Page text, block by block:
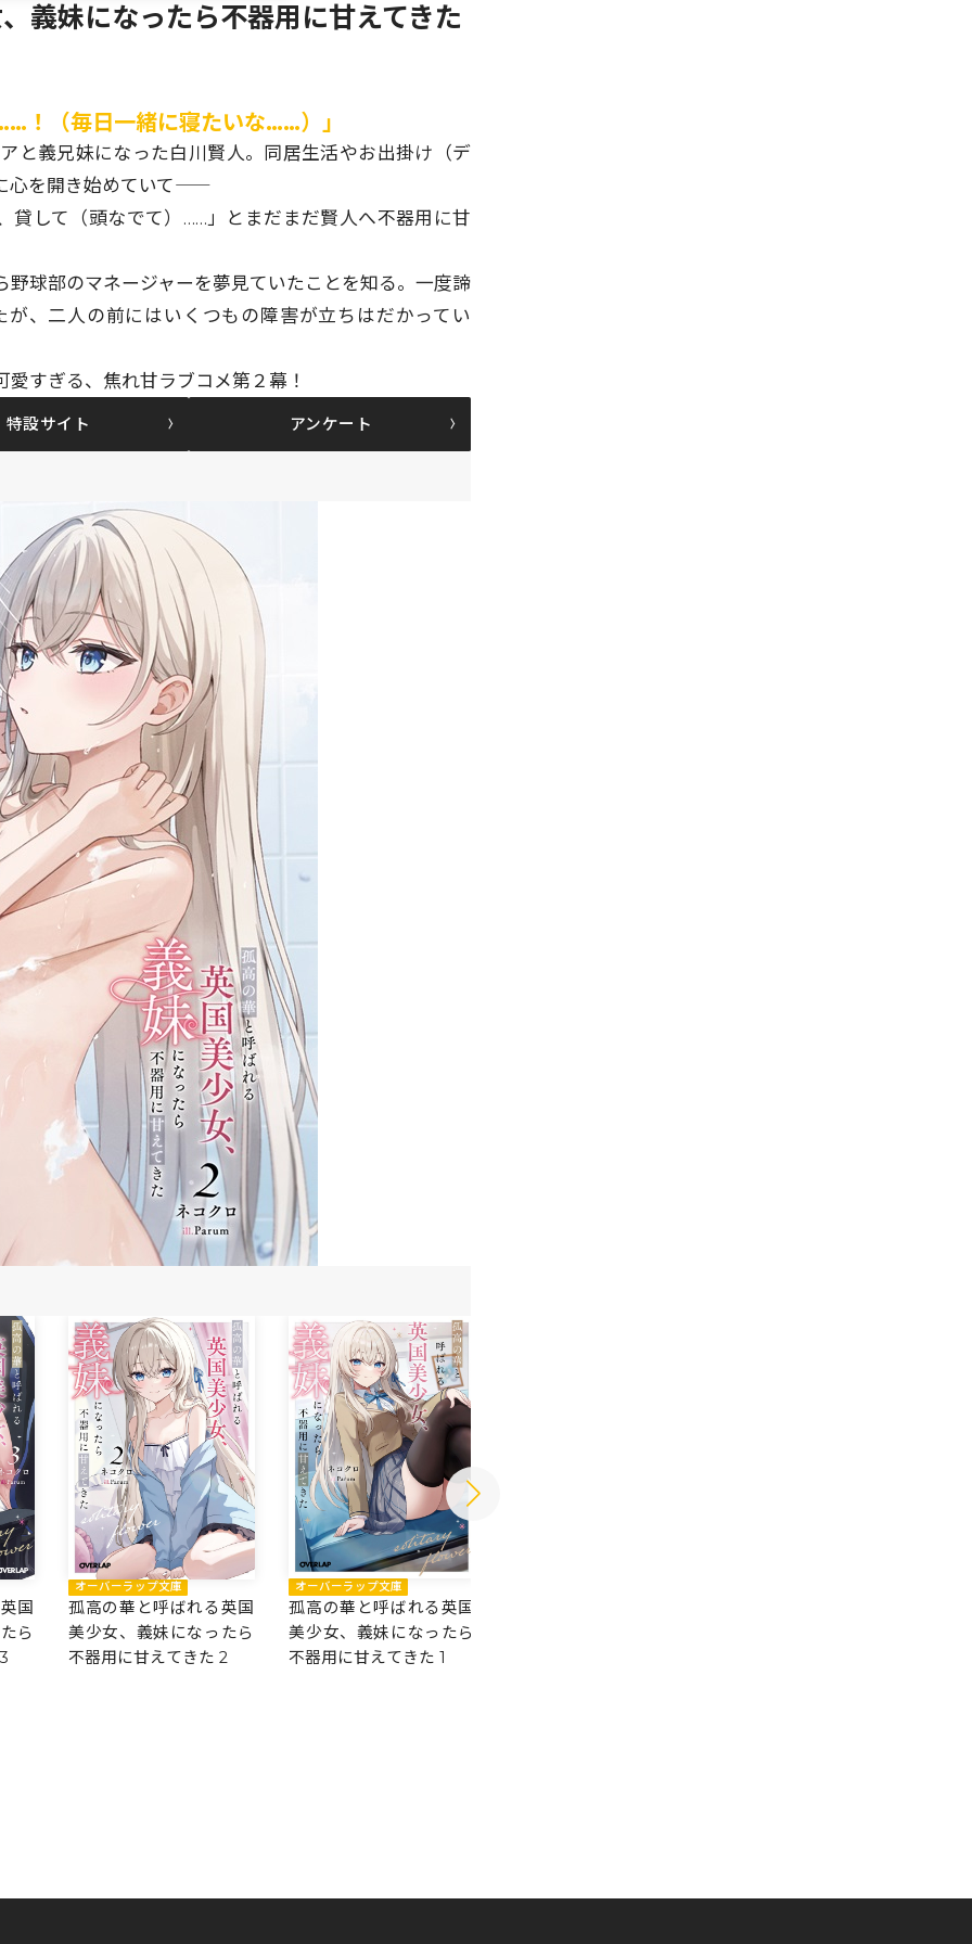
義妹になったら不器用に甘えてきた
！（毎日一緒に寝たいな……）」
と義兄妹になった白川賢人。同居生活やお出掛け（デ
を開き始めていて――
して（頭なでて）……」とまだまだ賢人へ不器用に甘
球部のマネージャーを夢見ていたことを知る。一度諦
、二人の前にはいくつもの障害が立ちはだかってい
すぎる、焦れ甘ラブコメ第２幕！
特設サイト アンケート
国
ら
オーバーラップ文庫
孤高の華と呼ばれる英国
美少女、義妹になったら
不器用に甘えてきた 2
オーバーラップ文庫
孤高の華と呼ばれる英国
美少女、義妹になったら
不器用に甘えてきた 1